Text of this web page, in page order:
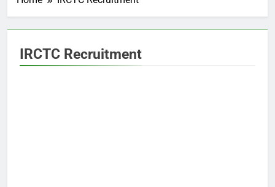
IRCTC Recruitment